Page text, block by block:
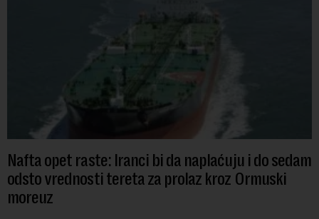
Nafta opet raste: Iranci bi da naplaćuju i do sedam
odsto vrednosti tereta za prolaz kroz Ormuski
moreuz